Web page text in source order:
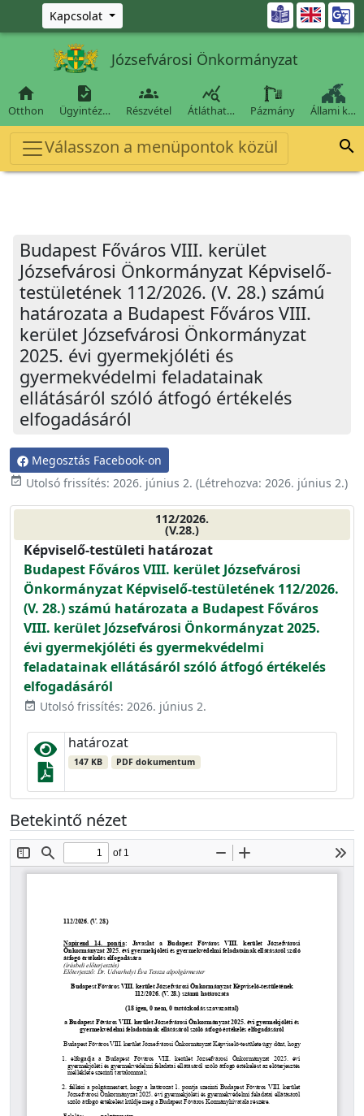
Ugrás a fő tartalomra
Kapcsolat 
Józsefvárosi Önkormányzat

Otthon

Ügyintéz…

Részvétel

Átláthat… Pázmány Állami k…
Válasszon a menüpontok közül 
Budapest Főváros VIII. kerület
Józsefvárosi Önkormányzat Képviselő-
testületének 112/2026. (V. 28.) számú
határozata a Budapest Főváros VIII.
kerület Józsefvárosi Önkormányzat
2025. évi gyermekjóléti és
gyermekvédelmi feladatainak
ellátásáról szóló átfogó értékelés
elfogadásáról
Megosztás Facebook-on
event_available Utolsó frissítés: 2026. június 2. (Létrehozva: 2026. június 2.)
112/2026.
(V.28.)
Képviselő-testületi határozat
Budapest Főváros VIII. kerület Józsefvárosi
Önkormányzat Képviselő-testületének 112/2026.
(V. 28.) számú határozata a Budapest Főváros
VIII. kerület Józsefvárosi Önkormányzat 2025.
évi gyermekjóléti és gyermekvédelmi
feladatainak ellátásáról szóló átfogó értékelés
elfogadásáról
event_available Utolsó frissítés: 2026. június 2.
határozat
147 KB PDF dokumentum
Betekintő nézet